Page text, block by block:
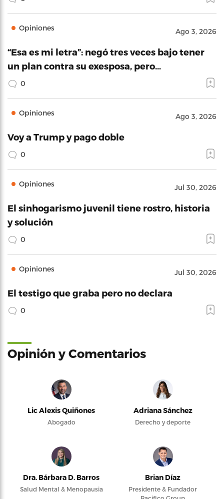
Opiniones Ago 3, 2026
“Esa es mi letra”: negó tres veces bajo tener
un plan contra su exesposa, pero…
0
Opiniones Ago 3, 2026
Voy a Trump y pago doble
0
Opiniones Jul 30, 2026
El sinhogarismo juvenil tiene rostro, historia
y solución
0
Opiniones Jul 30, 2026
El testigo que graba pero no declara
0
Opinión y Comentarios
Lic Alexis Quiñones
Abogado
Adriana Sánchez
Derecho y deporte
Dra. Bárbara D. Barros
Salud Mental & Menopausia
Brian Díaz
Presidente & Fundador